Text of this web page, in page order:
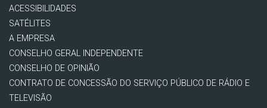
ACESSIBILIDADES
SATÉLITES
A EMPRESA
CONSELHO GERAL INDEPENDENTE
CONSELHO DE OPINIÃO
CONTRATO DE CONCESSÃO DO SERVIÇO PÚBLICO DE RÁDIO E
TELEVISÃO